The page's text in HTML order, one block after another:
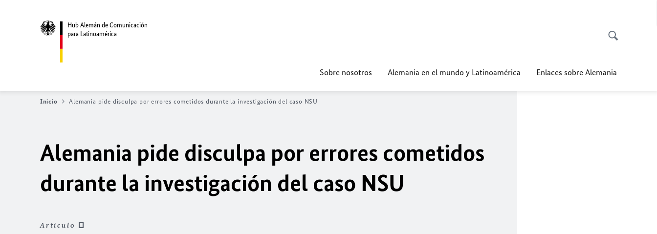
Hub Alemán de Comunicación
para Latinoamérica
Sobre nosotros Alemania en el mundo y Latinoamérica Enlaces sobre Alemania
Inicio Alemania pide disculpa por errores cometidos durante la investigación del caso NSU
Alemania pide disculpa por errores cometidos
durante la investigación del caso NSU
Artículo